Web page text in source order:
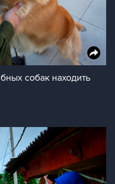
собак находить